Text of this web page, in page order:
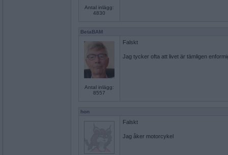
Antal inlägg:
4830
BetaBAM
Antal inlägg:
8557
Falskt
Jag tycker ofta att livet är tämligen
hon
Falskt
Jag åker motorcykel